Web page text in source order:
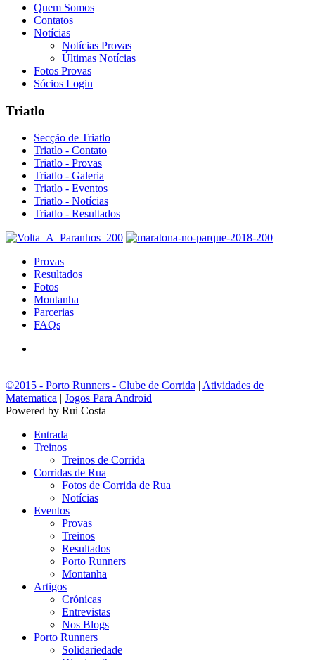
Quem Somos
Contatos
Notícias
Notícias Provas
Últimas Notícias
Fotos Provas
Sócios Login
Triatlo
Secção de Triatlo
Triatlo - Contato
Triatlo - Provas
Triatlo - Galeria
Triatlo - Eventos
Triatlo - Notícias
Triatlo - Resultados
Provas
Resultados
Fotos
Montanha
Parcerias
FAQs
©2015 - Porto Runners - Clube de Corrida | Atividades de
Matematica | Jogos Para Android
Powered by Rui Costa
Entrada
Treinos
Treinos de Corrida
Corridas de Rua
Fotos de Corrida de Rua
Notícias
Eventos
Provas
Treinos
Resultados
Porto Runners
Montanha
Artigos
Crónicas
Entrevistas
Nos Blogs
Porto Runners
Solidariedade